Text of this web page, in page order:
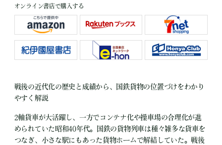
オンライン書店で購入する
戦後の近代化の歴史と成績から、国鉄貨物の位置づけをわかり
やすく解説
2軸貨車が大活躍し、一方でコンテナ化や操車場の合理化が進
められていた昭和40年代。国鉄の貨物列車は種々雑多な貨車を
つなぎ、小さな駅にもあった貨物ホームで解結していた。戦後